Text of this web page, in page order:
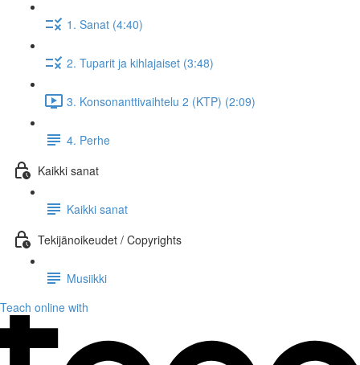
1. Sanat (4:40)
2. Tuparit ja kihlajaiset (3:48)
3. Konsonanttivaihtelu 2 (KTP) (2:09)
4. Perhe
Kaikki sanat
Kaikki sanat
Tekijänoikeudet / Copyrights
Musiikki
Teach online with